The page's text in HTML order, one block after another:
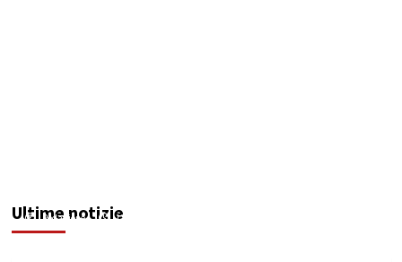
Ultime notizie
Redazione 12/06/2026